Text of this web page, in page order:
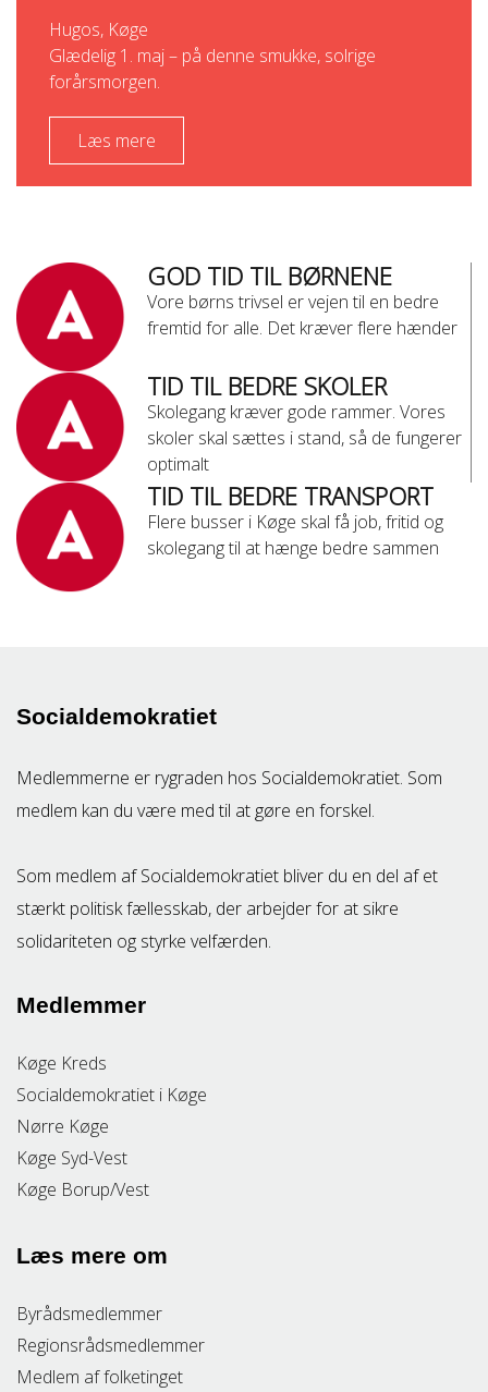
Hugos, Køge
Glædelig 1. maj – på denne smukke, solrige
forårsmorgen.
Læs mere
GOD TID TIL BØRNENE
Vore børns trivsel er vejen til en bedre
fremtid for alle. Det kræver flere hænder
TID TIL BEDRE SKOLER
Skolegang kræver gode rammer. Vores
skoler skal sættes i stand, så de fungerer
optimalt
TID TIL BEDRE TRANSPORT
Flere busser i Køge skal få job, fritid og
skolegang til at hænge bedre sammen
Socialdemokratiet
Medlemmerne er rygraden hos Socialdemokratiet. Som
medlem kan du være med til at gøre en forskel.
Som medlem af Socialdemokratiet bliver du en del af et
stærkt politisk fællesskab, der arbejder for at sikre
solidariteten og styrke velfærden.
Medlemmer
Køge Kreds
Socialdemokratiet i Køge
Nørre Køge
Køge Syd-Vest
Køge Borup/Vest
Læs mere om
Byrådsmedlemmer
Regionsrådsmedlemmer
Medlem af folketinget